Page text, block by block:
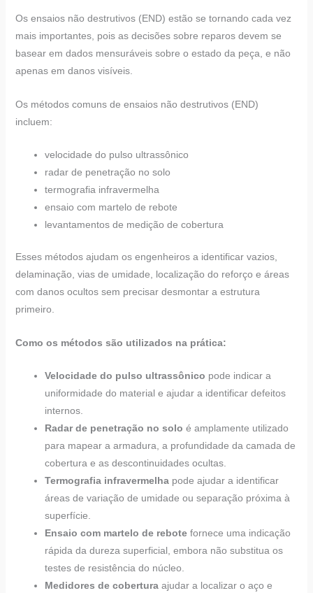
Os ensaios não destrutivos (END) estão se tornando cada vez
mais importantes, pois as decisões sobre reparos devem se
basear em dados mensuráveis sobre o estado da peça, e não
apenas em danos visíveis.
Os métodos comuns de ensaios não destrutivos (END)
incluem:
velocidade do pulso ultrassônico
radar de penetração no solo
termografia infravermelha
ensaio com martelo de rebote
levantamentos de medição de cobertura
Esses métodos ajudam os engenheiros a identificar vazios,
delaminação, vias de umidade, localização do reforço e áreas
com danos ocultos sem precisar desmontar a estrutura
primeiro.
Como os métodos são utilizados na prática:
Velocidade do pulso ultrassônico pode indicar a
uniformidade do material e ajudar a identificar defeitos
internos.
Radar de penetração no solo é amplamente utilizado
para mapear a armadura, a profundidade da camada de
cobertura e as descontinuidades ocultas.
Termografia infravermelhapode ajudar a identificar
áreas de variação de umidade ou separação próxima à
superfície.
Ensaio com martelo de rebotefornece uma indicação
rápida da dureza superficial, embora não substitua os
testes de resistência do núcleo.
Medidores de coberturaajudar a localizar o aço e